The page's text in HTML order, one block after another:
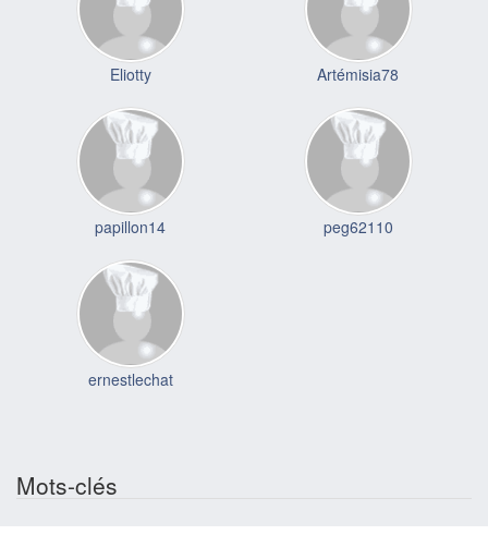
Eliotty Artémisia78
papillon14 peg62110
ernestlechat
Mots-clés